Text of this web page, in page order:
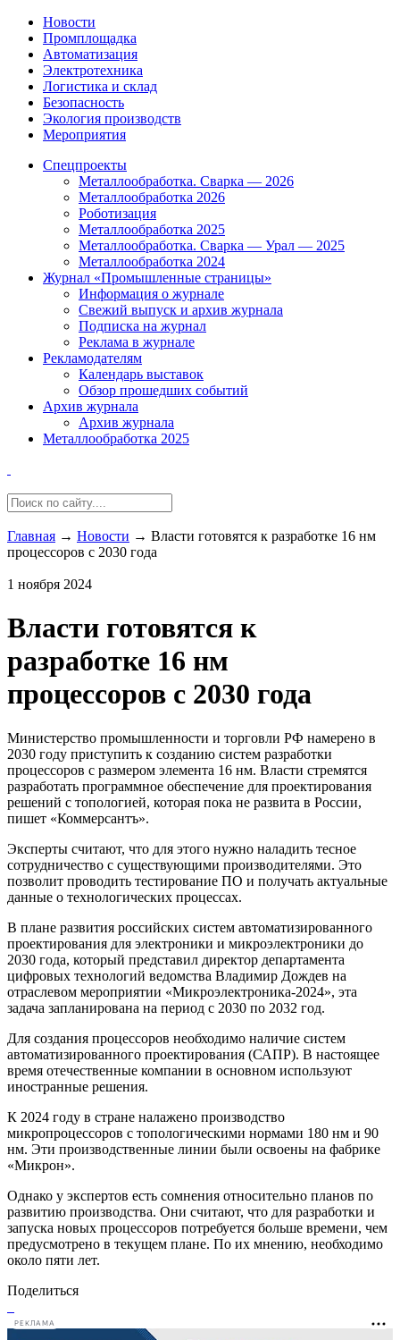
Новости
Промплощадка
Автоматизация
Электротехника
Логистика и склад
Безопасность
Экология производств
Мероприятия
Спецпроекты
Металлообработка. Сварка — 2026
Металлообработка 2026
Роботизация
Металлообработка 2025
Металлообработка. Сварка — Урал — 2025
Металлообработка 2024
Журнал «Промышленные страницы»
Информация о журнале
Свежий выпуск и архив журнала
Подписка на журнал
Реклама в журнале
Рекламодателям
Календарь выставок
Обзор прошедших событий
Архив журнала
Архив журнала
Металлообработка 2025
Главная → Новости → Власти готовятся к разработке 16 нм
процессоров с 2030 года
1 ноября 2024
Власти готовятся к
разработке 16 нм
процессоров с 2030 года
Министерство промышленности и торговли РФ намерено в
2030 году приступить к созданию систем разработки
процессоров с размером элемента 16 нм. Власти стремятся
разработать программное обеспечение для проектирования
решений с топологией, которая пока не развита в России,
пишет «Коммерсантъ».
Эксперты считают, что для этого нужно наладить тесное
сотрудничество с существующими производителями. Это
позволит проводить тестирование ПО и получать актуальные
данные о технологических процессах.
В плане развития российских систем автоматизированного
проектирования для электроники и микроэлектроники до
2030 года, который представил директор департамента
цифровых технологий ведомства Владимир Дождев на
отраслевом мероприятии «Микроэлектроника-2024», эта
задача запланирована на период с 2030 по 2032 год.
Для создания процессоров необходимо наличие систем
автоматизированного проектирования (САПР). В настоящее
время отечественные компании в основном используют
иностранные решения.
К 2024 году в стране налажено производство
микропроцессоров с топологическими нормами 180 нм и 90
нм. Эти производственные линии были освоены на фабрике
«Микрон».
Однако у экспертов есть сомнения относительно планов по
развитию производства. Они считают, что для разработки и
запуска новых процессоров потребуется больше времени, чем
предусмотрено в текущем плане. По их мнению, необходимо
около пяти лет.
Поделиться
РЕКЛАМА